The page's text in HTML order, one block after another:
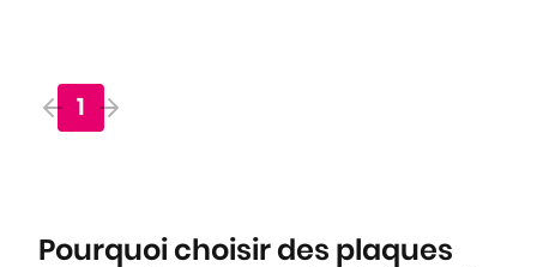
1
Pourquoi choisir des plaques